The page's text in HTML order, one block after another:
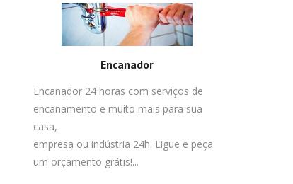
Encanador
Encanador 24 horas com serviços de
encanamento e muito mais para sua
casa,
empresa ou indústria 24h. Ligue e peça
um orçamento grátis!...